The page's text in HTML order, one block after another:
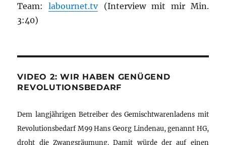
Team:labournet.tv(Interview mit mir Min.
3:40)
VIDEO 2: WIR HABEN GENÜGEND
REVOLUTIONSBEDARF
Dem langjährigen Betreiber des Gemischtwarenladens mit
Revolutionsbedarf M99 Hans Georg Lindenau, genannt HG,
droht die Zwangsräumung. Damit würde der auf einen